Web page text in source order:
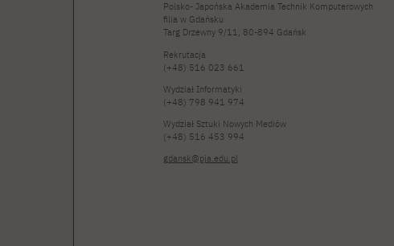
Polsko- Japońska Akademia Technik Komputerowych
filia w Gdańsku
Targ Drzewny 9/11, 80-894 Gdańsk
Rekrutacja
(+48) 516 023 661
Wydział Informatyki
(+48) 798 941 974
Wydział Sztuki Nowych Mediów
(+48) 516 453 994
gdansk@pja.edu.pl